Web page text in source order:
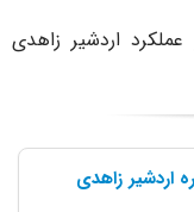
اردشیر زاهدی
اردشیر زاهدی